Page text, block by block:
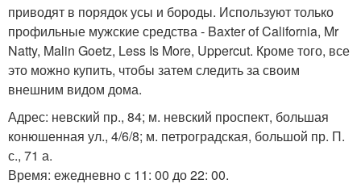
приводят в порядок усы и бороды. Используют только
профильные мужские средства - Baxter of California, Mr
Natty, Malin Goetz, Less Is More, Uppercut. Кроме того, все
это можно купить, чтобы затем следить за своим
внешним видом дома.
Адрес: невский пр., 84; м. невский проспект, большая
конюшенная ул., 4/6/8; м. петроградская, большой пр. П.
с., 71 а.
Время: ежедневно с 11: 00 до 22: 00.